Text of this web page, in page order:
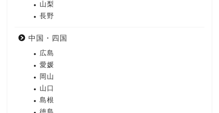
山梨
長野
中国・四国
広島
愛媛
岡山
山口
島根